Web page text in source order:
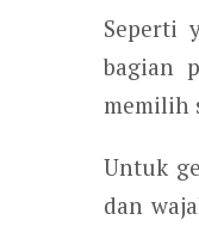
Seperti
bagian
memilih
Untuk
dan